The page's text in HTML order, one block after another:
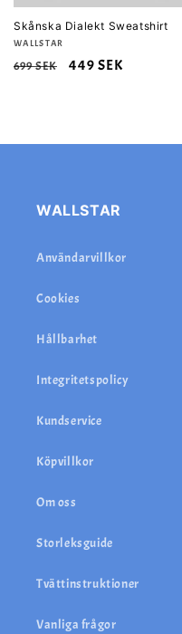
Skånska Dialekt Sweatshirt
Säljare:
WALLSTAR
Ordinarie
699 SEK Försäljningspris
449 SEK
WALLSTAR
Användarvillkor
Cookies
Hållbarhet
Integritetspolicy
Kundservice
Köpvillkor
Om oss
Storleksguide
Tvättinstruktioner
Vanliga frågor